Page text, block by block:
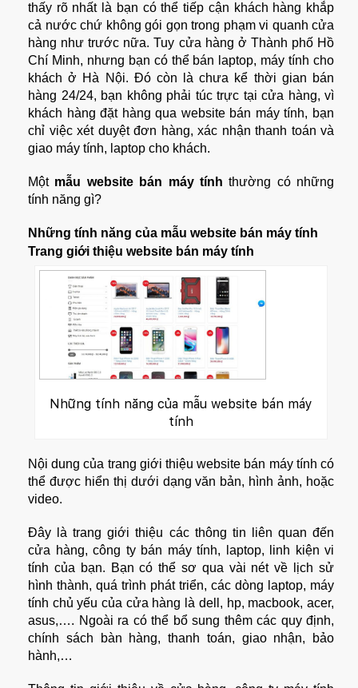
thấy rõ nhất là bạn có thể tiếp cận khách hàng khắp
cả nước chứ không gói gọn trong phạm vi quanh cửa
hàng như trước nữa. Tuy cửa hàng ở Thành phố Hồ
Chí Minh, nhưng bạn có thể bán laptop, máy tính cho
khách ở Hà Nội. Đó còn là chưa kể thời gian bán
hàng 24/24, bạn không phải túc trực tại cửa hàng, vì
khách hàng đặt hàng qua website bán máy tính, bạn
chỉ việc xét duyệt đơn hàng, xác nhận thanh toán và
giao máy tính, laptop cho khách.
Một mẫu website bán máy tính thường có những
tính năng gì?
Những tính năng của mẫu website bán máy tính
Trang giới thiệu website bán máy tính
Những tính năng của mẫu website bán máy
tính
Nội dung của trang giới thiệu website bán máy tính có
thể được hiển thị dưới dạng văn bản, hình ảnh, hoặc
video.
Đây là trang giới thiệu các thông tin liên quan đến
cửa hàng, công ty bán máy tính, laptop, linh kiện vi
tính của bạn. Bạn có thể sơ qua vài nét về lịch sử
hình thành, quá trình phát triển, các dòng laptop, máy
tính chủ yếu của cửa hàng là dell, hp, macbook, acer,
asus,…. Ngoài ra có thể bổ sung thêm các quy định,
chính sách bàn hàng, thanh toán, giao nhận, bảo
hành,…